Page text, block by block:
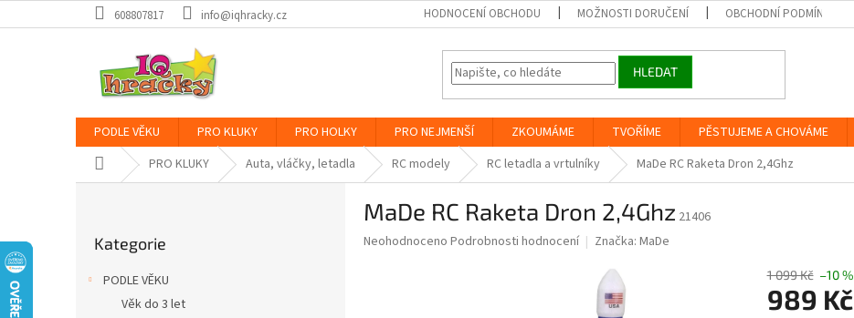
na
608807817 info@iqhracky.cz HODNOCENÍ OBCHODU MOŽNOSTI DORUČENÍ OBCHODNÍ PODMÍNKY
HLEDAT
PODLE VĚKU PRO KLUKY PRO HOLKY PRO NEJMENŠÍ ZKOUMÁME TVOŘÍME PĚSTUJEME A CHOVÁME
Domů PRO KLUKY Auta, vláčky, letadla RC modely RC letadla a vrtulníky MaDe RC Raketa Dron 2,4Ghz
kategorie
Kategorie
PODLE VĚKU
Věk do 3 let
MaDe RC Raketa Dron 2,4Ghz 21406
Průměrné
Neohodnoceno Podrobnosti hodnocení Značka: MaDe
1 099 Kč –10 %
989 Kč